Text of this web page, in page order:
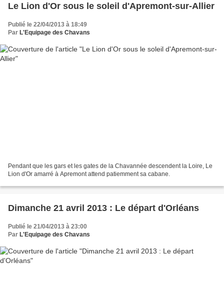
Le Lion d'Or sous le soleil d'Apremont-sur-Allier
Publié le 22/04/2013 à 18:49
Par L'Equipage des Chavans
Pendant que les gars et les gates de la Chavannée descendent la Loire, Le
Lion d'Or amarré à Apremont attend patiemment sa cabane.
Dimanche 21 avril 2013 : Le départ d'Orléans
Publié le 21/04/2013 à 23:00
Par L'Equipage des Chavans